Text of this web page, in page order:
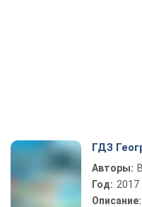
ГДЗ
Авторы:
Год: 2017
Описание: